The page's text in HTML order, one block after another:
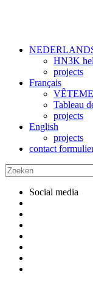
HN3K
projects
Français
Tableau
projects
English
projects
contact
Social media